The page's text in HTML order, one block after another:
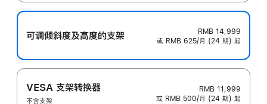
可调倾斜度及高‍度的支‍架
RMB 14,999
或 RMB 625/月 (24 期) 起
VESA 支架转换器
不含支架
RMB 11,999
或 RMB 500/月 (24 期) 起